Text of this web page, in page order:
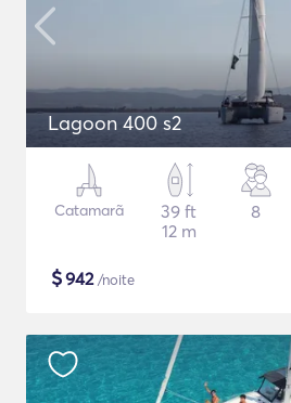
Lagoon 400 s2
Catamarã
39 ft
12 m
8
$942/noite